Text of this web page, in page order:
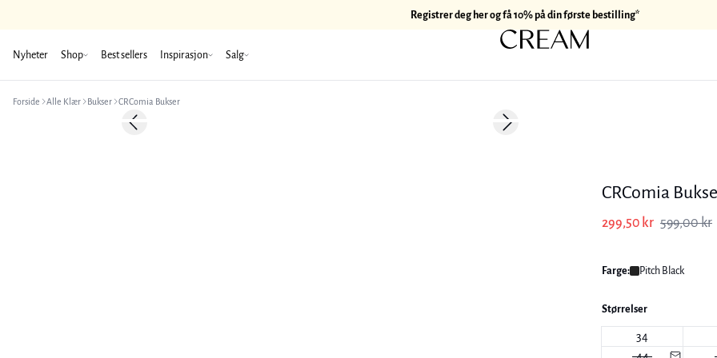
Registrer deg her og få 10% på din første bestilling*
Nyheter Shop Best sellers Inspirasjon Salg
Forside Alle Klær Bukser CRComia Bukser
-50%Previous slide Next slide
CRComia
299,50 kr 599,00 kr
Farge: Pitch Black
Størrelser
34